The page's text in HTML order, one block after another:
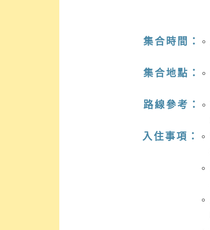
集合時間：
集合地點：
路線參考：
入住事項：